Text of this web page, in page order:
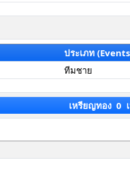
ประเภท
ทีมชาย
เหรียญทอง 0